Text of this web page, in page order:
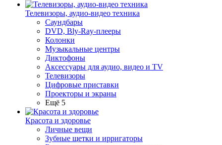
Телевизоры, аудио-видео техника
Саундбары
DVD, Bly-Ray-плееры
Колонки
Музыкальные центры
Диктофоны
Аксессуары для аудио, видео и TV
Телевизоры
Цифровые приставки
Проекторы и экраны
Ещё 5
Красота и здоровье
Личные вещи
Зубные щетки и ирригаторы